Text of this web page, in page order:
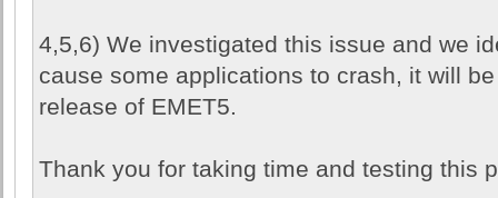
4,5,6) We investigated this issue and we
cause some applications to crash, it will
release of EMET5.
Thank you for taking time and testing this